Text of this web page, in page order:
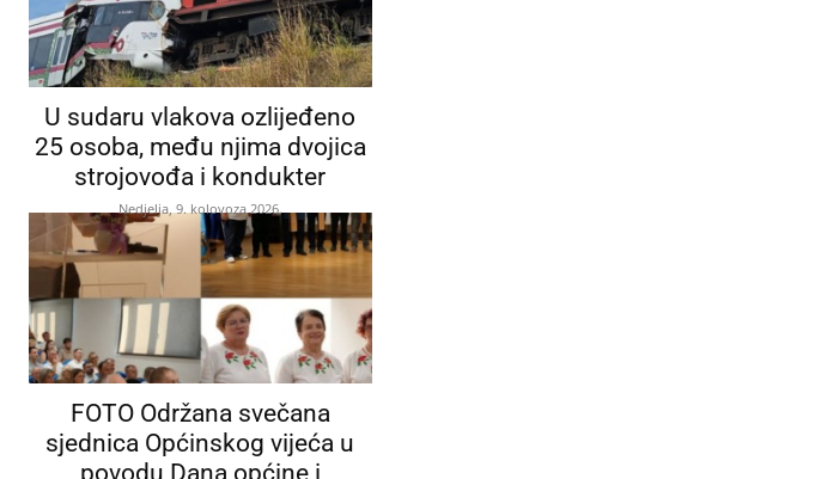
U sudaru vlakova ozlijeđeno
25 osoba, među njima dvojica
strojovođa i kondukter
Nedjelja, 9. kolovoza 2026.
FOTO Održana svečana
sjednica Općinskog vijeća u